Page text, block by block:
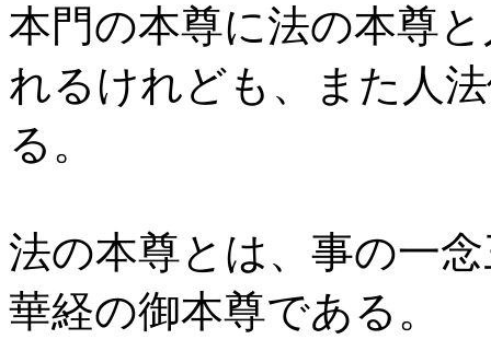
本門の本尊に法の本尊
れるけれども、また人
る。
法の本尊とは、事の一
華経の御本尊である。